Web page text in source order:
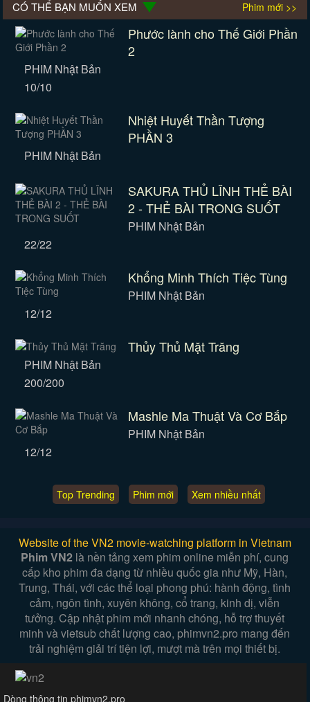
CÓ THỂ BẠN MUỐN XEM Phim mới >>
Phước lành cho Thế Giới Phần
2
PHIM Nhật Bản
10/10
Nhiệt Huyết Thần Tượng
PHẦN 3
PHIM Nhật Bản
SAKURA THỦ LĨNH THẺ BÀI
2 - THẺ BÀI TRONG SUỐT
PHIM Nhật Bản
22/22
Khổng Minh Thích Tiệc Tùng
PHIM Nhật Bản
12/12
Thủy Thủ Mặt Trăng
PHIM Nhật Bản
200/200
Mashle Ma Thuật Và Cơ Bắp
PHIM Nhật Bản
12/12
Top Trending Phim mới Xem nhiều nhất
Website of the VN2 movie-watching platform in Vietnam
Phim VN2 là nền tảng xem phim online miễn phí, cung
cấp kho phim đa dạng từ nhiều quốc gia như Mỹ, Hàn,
Trung, Thái, với các thể loại phong phú: hành động, tình
cảm, ngôn tình, xuyên không, cổ trang, kinh dị, viễn
tưởng. Cập nhật phim mới nhanh chóng, hỗ trợ thuyết
minh và vietsub chất lượng cao, phimvn2.pro mang đến
trải nghiệm giải trí tiện lợi, mượt mà trên mọi thiết bị.
Dòng thông tin phimvn2.pro